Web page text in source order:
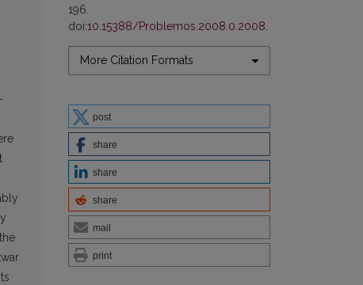
196.
doi:10.15388/Problemos.2008.0.2008
More Citation Formats
post
share
share
share
mail
print